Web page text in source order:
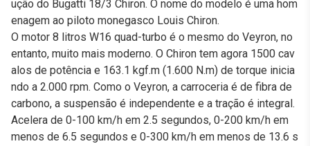
ução do Bugatti 18/3 Chiron. O nome do modelo é uma hom
enagem ao piloto monegasco Louis Chiron.
O motor 8 litros W16 quad-turbo é o mesmo do Veyron, no
entanto, muito mais moderno. O Chiron tem agora 1500 cav
alos de potência e 163.1 kgf.m (1.600 N.m) de torque inicia
ndo a 2.000 rpm. Como o Veyron, a carroceria é de fibra de
carbono, a suspensão é independente e a tração é integral.
Acelera de 0-100 km/h em 2.5 segundos, 0-200 km/h em
menos de 6.5 segundos e 0-300 km/h em menos de 13.6 s